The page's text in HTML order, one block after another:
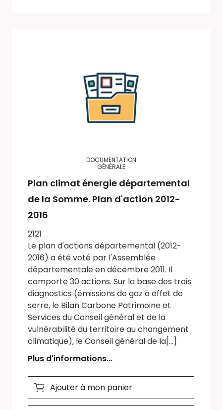
DOCUMENTATION
GÉNÉRALE
Plan climat énergie départemental
de la Somme. Plan d'action 2012-
2016
2121
Le plan d'actions départemental (2012-
2016) a été voté par l'Assemblée
départementale en décembre 2011. Il
comporte 30 actions. Sur la base des trois
diagnostics (émissions de gaz à effet de
serre, le Bilan Carbone Patrimoine et
Services du Conseil général et de la
vulnérabilité du territoire au changement
climatique), le Conseil général de la[...]
Plus d'informations...
Ajouter à mon panier